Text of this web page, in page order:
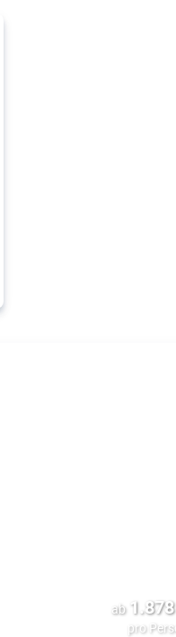
ab 1.878
pro